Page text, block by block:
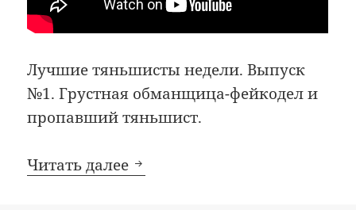
Лучшие тяньшисты недели. Выпуск
№1. Грустная обманщица-фейкодел и
пропавший тяньшист.
Читать далее Проресурс (Омск; Учебная,